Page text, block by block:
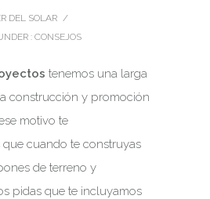
DEL SOLAR /
: CONSEJOS
tenemos una larga
construcción y promoción
motivo te
cuando te construyas
de terreno y
pidas que te incluyamos